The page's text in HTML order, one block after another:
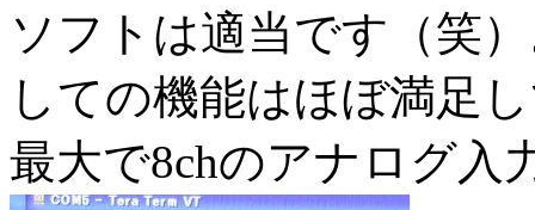
ソフトは適当です（笑
しての機能はほぼ満足
最大で8chのアナログ入